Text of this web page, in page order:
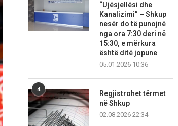
“Ujësjellësi dhe
Kanalizimi” – Shkup
nesër do të punojnë
nga ora 7:30 deri në
15:30, e mërkura
është ditë jopune
05.01.2026 10:36
4
Regjistrohet tërmet
në Shkup
02.08.2026 22:34